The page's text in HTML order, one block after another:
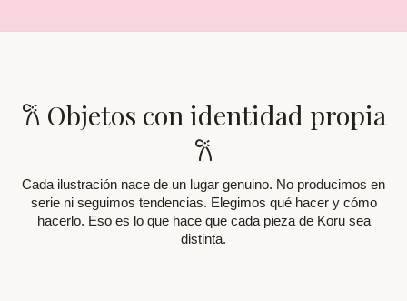
𐙚 Objetos con identidad propia
𐙚
Cada ilustración nace de un lugar genuino. No producimos en
serie ni seguimos tendencias. Elegimos qué hacer y cómo
hacerlo. Eso es lo que hace que cada pieza de Koru sea
distinta.